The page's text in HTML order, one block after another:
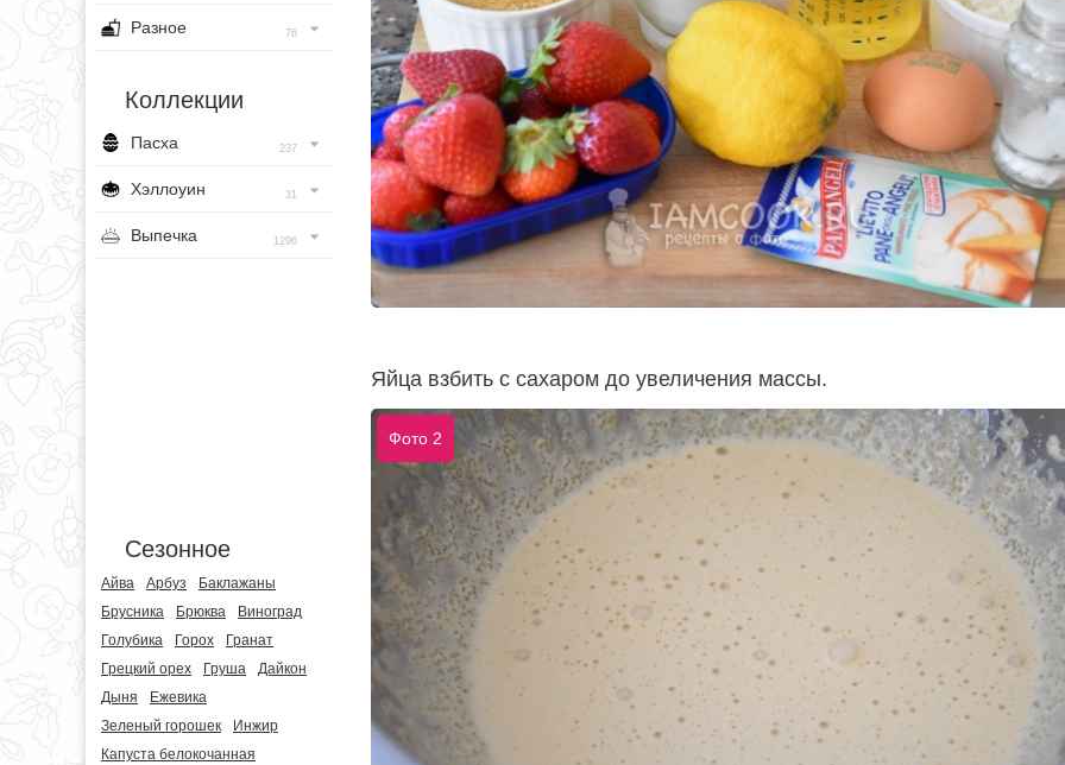
Разное 76
Коллекции
Пасха 237
Хэллоуин 31
Выпечка 1296
Сезонное
Айва Арбуз
Баклажаны
Брусника
Брюква
Виноград
Голубика
Горох
Гранат
Грецкий орех
Груша
Дайкон
Дыня
Ежевика
Зеленый горошек
Инжир
Капуста белокочанная
Яйца взбить с сахаром до увеличения массы.
Фото 2